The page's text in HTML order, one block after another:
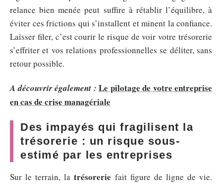
relance bien menée peut suffire à rétablir l’équilibre, à
éviter ces frictions qui s’installent et minent la confiance.
Laisser filer, c’est courir le risque de voir votre trésorerie
s’effriter et vos relations professionnelles se déliter, sans
retour possible.
A découvrir également : Le pilotage de votre entreprise
en cas de crise managériale
Des impayés qui fragilisent la
trésorerie : un risque sous-
estimé par les entreprises
Sur le terrain, latrésorerie fait figure de ligne de vie.